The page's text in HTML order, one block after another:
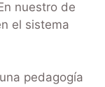
nuestro de
el sistema
pedagogía